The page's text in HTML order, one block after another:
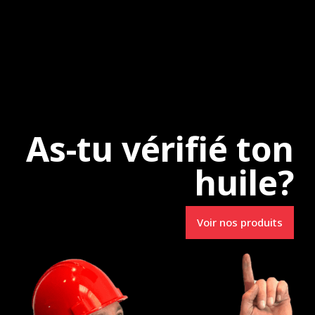
3231, route 157
du-Mont-Carmel (Qc) G0X 3J0
As-tu vérifié ton
huile?
Voir nos produits